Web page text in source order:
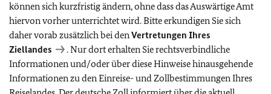
können sich kurzfristig ändern, ohne dass das Auswärtige Amt
hiervon vorher unterrichtet wird. Bitte erkundigen Sie sich
daher vorab zusätzlich bei denVertretungen Ihres
Ziellandes
. Nur dort erhalten Sie rechtsverbindliche
Informationen und/oder über diese Hinweise hinausgehende
Informationen zu den Einreise- und Zollbestimmungen Ihres